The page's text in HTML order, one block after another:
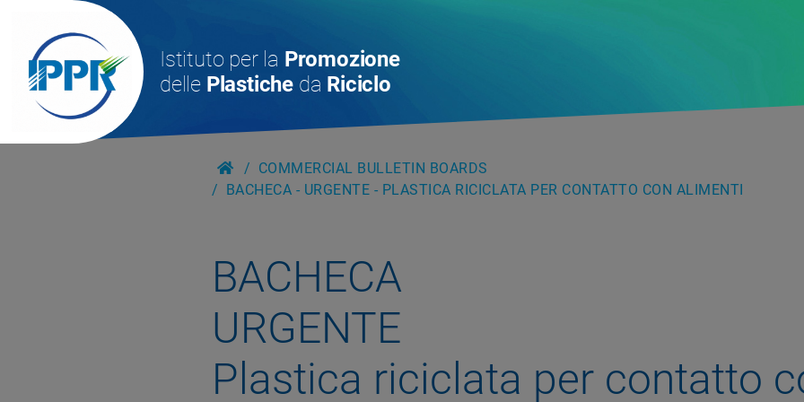
Istituto per la Promozione
delle Plastiche da Riciclo
COMMERCIAL BULLETIN BOARDS
BACHECA - URGENTE - PLASTICA RICICLATA PER CONTATTO CON ALIMENTI
BACHECA
URGENTE
Plastica riciclata per contatto